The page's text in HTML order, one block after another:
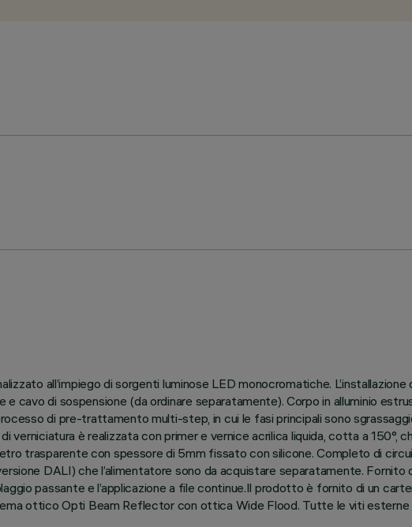
all’impiego di sorgenti luminose LED monocromatiche.
di sospensione (da ordinare separatamente). Corpo in alluminio
di pre-trattamento multi-step, in cui le fasi principali sono
è realizzata con primer e vernice acrilica liquida, cotta a 150°,
trasparente con spessore di 5mm fissato con silicone. Completo di
DALI) che l’alimentatore sono da acquistare separatamente.
passante e l’applicazione a file continue.Il prodotto è fornito di un
ottico Opti Beam Reflector con ottica Wide Flood. Tutte le viti esterne